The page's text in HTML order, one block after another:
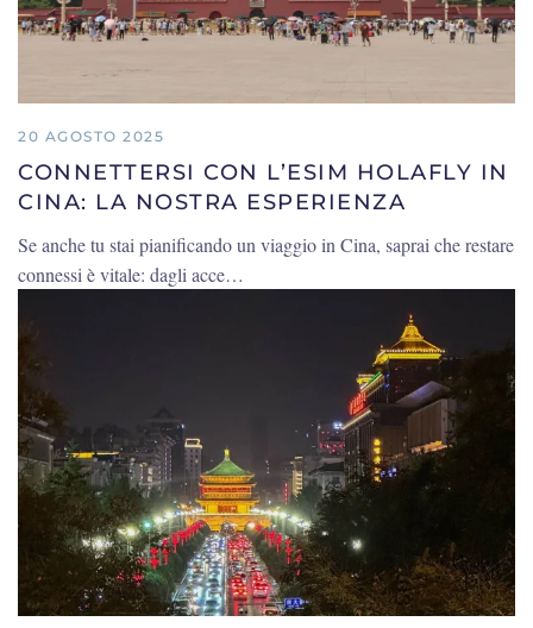
20 AGOSTO 2025
CONNETTERSI CON L’ESIM HOLAFLY IN
CINA: LA NOSTRA ESPERIENZA
Se anche tu stai pianificando un viaggio in Cina, saprai che restare
connessi è vitale: dagli acce…